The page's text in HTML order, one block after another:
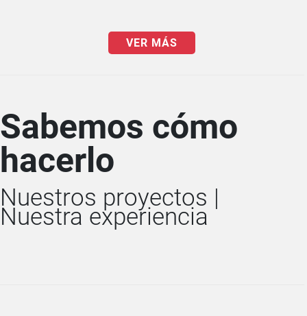
VER MÁS
Sabemos cómo
hacerlo
Nuestros proyectos |
Nuestra experiencia